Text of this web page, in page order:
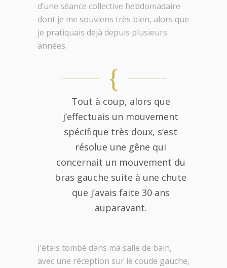
d’une séance collective hebdomadaire
dont je me souviens très bien, alors que
je pratiquais déjà depuis plusieurs
années.
Tout à coup, alors que
j’effectuais un mouvement
spécifique très doux, s’est
résolue une gêne qui
concernait un mouvement du
bras gauche suite à une chute
que j’avais faite 30 ans
auparavant.
J’étais tombé dans ma salle de bain,
avec une réception sur le coude gauche,